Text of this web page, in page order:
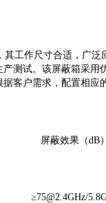
工作尺寸合适， 广泛
测试。该屏蔽箱采用
客户需求，配置相应
屏蔽效果（dB）
≥75@2.4GHz/